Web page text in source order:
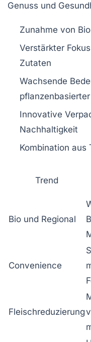
Genuss und
Zunahme von
Verstärkter
Zutaten
Wachsende
Innovative
Nachhaltigkeit
Kombination aus
Trend
Bio und Regional
Convenience
Fleischreduzierung